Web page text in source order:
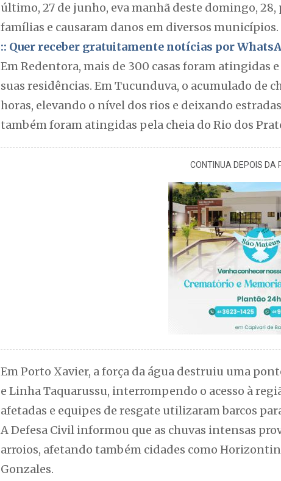
último, 27 de junho, eva manhã deste domingo,
famílias e causaram danos em diversos municípios.
:: Quer receber gratuitamente notícias por
Em Redentora, mais de 300 casas foram atingidas
suas residências. Em Tucunduva, o acumulado de
horas, elevando o nível dos rios e deixando
também foram atingidas pela cheia do Rio dos
CONTINUA DEPOIS DA
Em Porto Xavier, a força da água destruiu uma
e Linha Taquarussu, interrompendo o acesso à
afetadas e equipes de resgate utilizaram barcos
A Defesa Civil informou que as chuvas intensas
arroios, afetando também cidades como
Gonzales.